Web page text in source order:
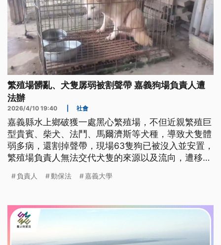
繁殖場髒亂、犬隻孱弱被割聲帶 嘉義狗場負責人遭
法辦
2026/4/10 19:40 社會
嘉義縣水上鄉破獲一處黑心繁殖場，不但近親繁殖巨
型貴賓、柴犬、法鬥、馬爾濟斯等犬種，導致犬隻體
弱多病，還割掉聲帶，現場63隻狗已被沒入並安置，
繁殖場負責人無法交代犬隻的來源以及流向，遭移送
負責人 動保法 嘉義大學